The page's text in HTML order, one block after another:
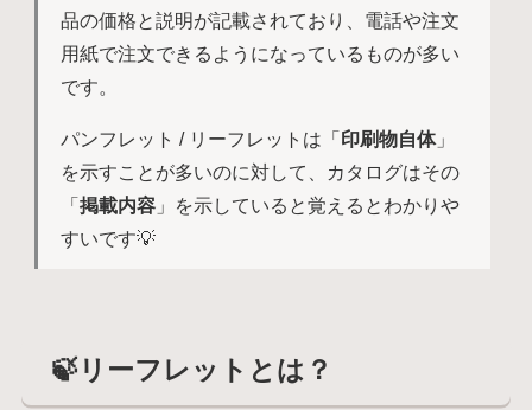
品の価格と説明が記載されており、電話や注文
用紙で注文できるようになっているものが多い
です。
パンフレット / リーフレットは「 印刷物自体」
を示すことが多いのに対して、カタログはその
「 掲載内容 」を示していると覚えるとわかりや
すいです💡
🍃リーフレットとは？